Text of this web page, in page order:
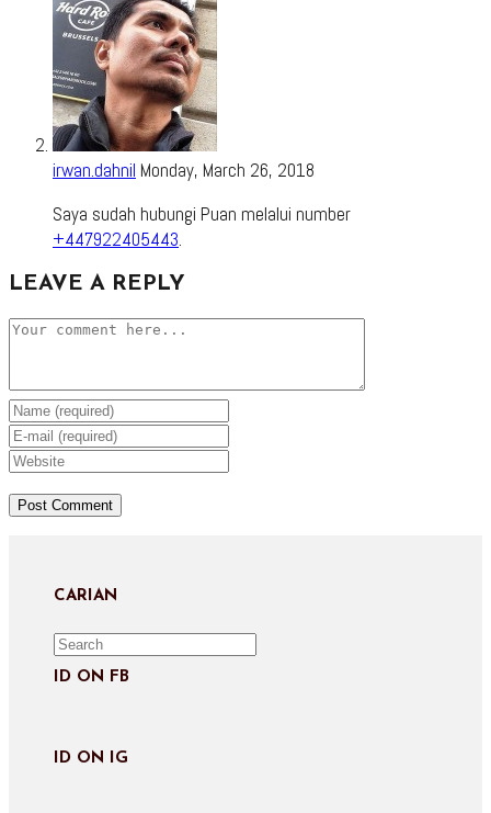
irwan.dahnil Monday, March 26, 2018
Saya sudah hubungi Puan melalui number
+447922405443.
LEAVE A REPLY
Comment
Enter
your
name
username
Enter
your
address
Enter
website
CARIAN
ID ON FB
ID ON IG